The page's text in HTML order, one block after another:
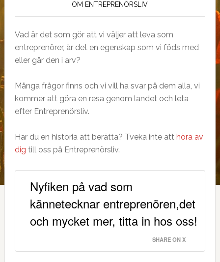
OM ENTREPRENÖRSLIV
Vad är det som gör att vi väljer att leva som
entreprenörer, är det en egenskap som vi föds med
eller går den i arv?
Många frågor finns och vi vill ha svar på dem alla, vi
kommer att göra en resa genom landet och leta
efter Entreprenörsliv.
Har du en historia att berätta? Tveka inte att höra av
dig till oss på Entreprenörsliv.
Nyfiken på vad som
kännetecknar entreprenören,det
och mycket mer, titta in hos oss!
SHARE ON X